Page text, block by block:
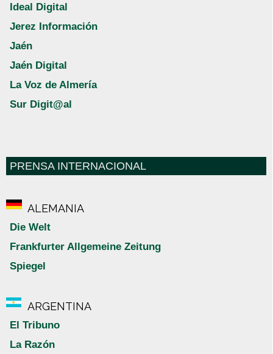
Ideal Digital
Jerez Información
Jaén
Jaén Digital
La Voz de Almería
Sur Digit@al
PRENSA INTERNACIONAL
ALEMANIA
Die Welt
Frankfurter Allgemeine Zeitung
Spiegel
ARGENTINA
El Tribuno
La Razón